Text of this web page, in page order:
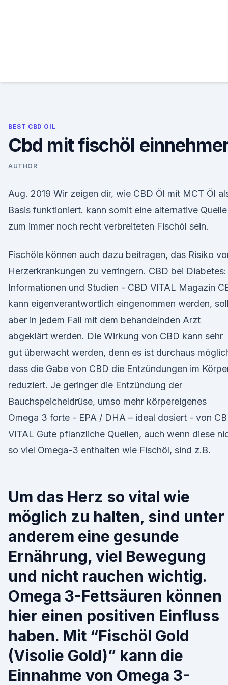
BEST CBD OIL
Cbd mit fischöl
AUTHOR
Aug. 2019 Wir zeigen dir, wie CBD Öl mit MCT Öl
Basis funktioniert. kann somit eine alternative Quelle
zum immer noch recht verbreiteten Fischöl sein.
Fischöle können auch dazu beitragen, das Risiko
Herzerkrankungen zu verringern. CBD bei Diabetes:
Informationen und Studien - CBD VITAL Magazin
kann eigenverantwortlich eingenommen werden,
aber in jedem Fall mit dem behandelnden Arzt
abgeklärt werden. Die Wirkung von CBD kann sehr
gut überwacht werden, denn es ist durchaus
dass die Gabe von CBD die Entzündungen im
reduziert. Je geringer die Entzündung der
Bauchspeicheldrüse, umso mehr körpereigenes
Omega 3 forte - EPA / DHA – ideal dosiert - von
VITAL Gute pflanzliche Quellen, auch wenn diese
so viel Omega-3 enthalten wie Fischöl, sind z.B.
Um das Herz so vital wie
möglich zu halten, sind unter
anderem eine gesunde
Ernährung, viel Bewegung
und nicht rauchen wichtig.
Omega 3-Fettsäuren können
hier einen positiven Einfluss
haben. Mit “Fischöl Gold
(Visolie Gold)” kann die
Einnahme von Omega 3-